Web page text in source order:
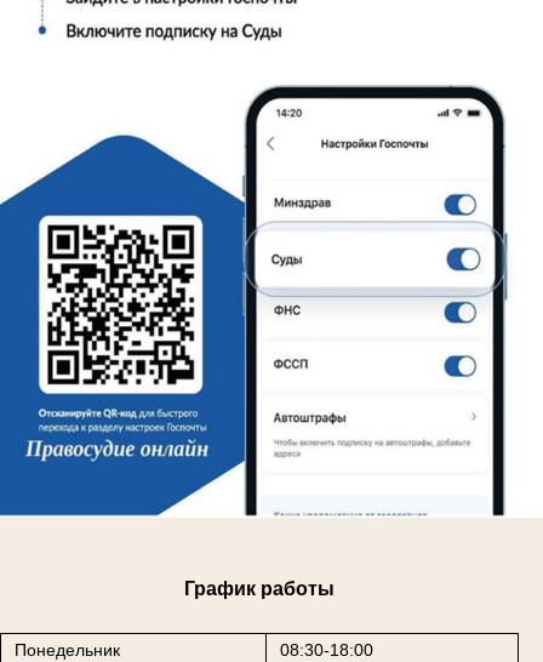
График работы
Понедельник 08:30-18:00